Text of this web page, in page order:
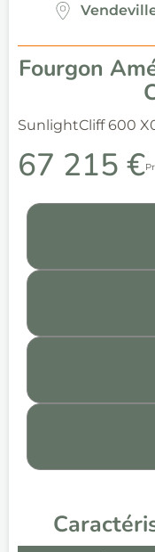
Fourgon
SunlightCliff 600 X
67 215 €